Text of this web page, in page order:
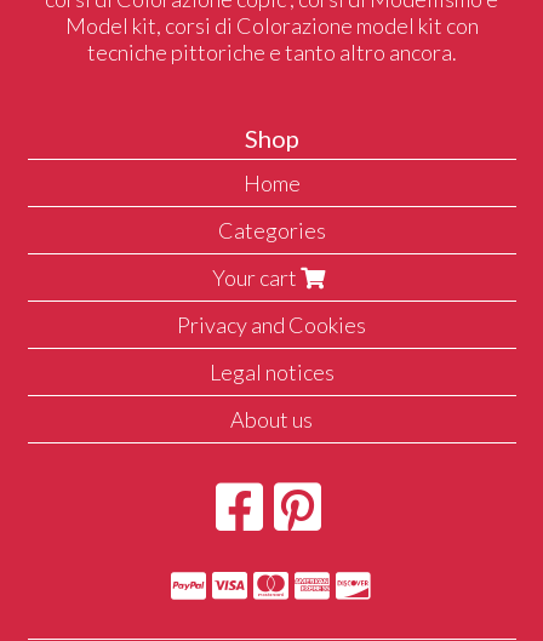
Model kit, corsi di Colorazione model kit con
tecniche pittoriche e tanto altro ancora.
Shop
Home
Categories
Your cart
Privacy and Cookies
Legal notices
About us